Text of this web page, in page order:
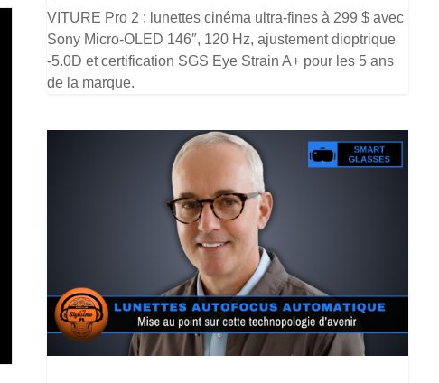
VITURE Pro 2 : lunettes cinéma ultra-fines à 299 $ avec
Sony Micro-OLED 146″, 120 Hz, ajustement dioptrique
-5.0D et certification SGS Eye Strain A+ pour les 5 ans
de la marque.